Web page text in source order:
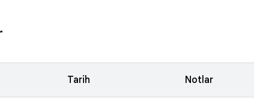
Tarih Notlar